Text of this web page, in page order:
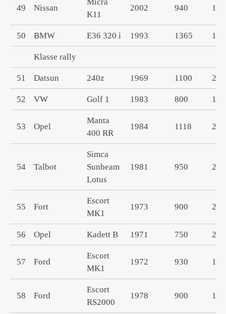
49 Nissan
K11
2002 940
50 BMW E36 320 i 1993 1365
Klasse rally
51 Datsun 240z 1969 1100
52 VW Golf 1 1983 800
53 Opel
Manta
400 RR
1984 1118
54 Talbot
Simca
Sunbeam
Lotus
1981 950
55 Fort
Escort
MK1
1973 900
56 Opel Kadett B 1971 750
57 Ford
Escort
MK1
1972 930
58 Ford
Escort
RS2000
1978 900